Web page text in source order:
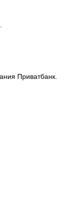
Приватбанк.